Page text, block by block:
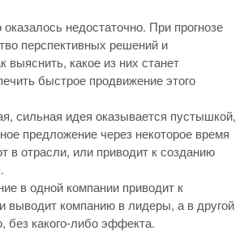
недостаточно. При прогнозе
перспективных решений и
выяснить, какое из них станет
быстрое продвижение этого
сильная идея оказывается пустышкой,
предложение через некоторое время
в отрасли, или приводит к созданию
в одной компании приводит к
выводит компанию в лидеры, а в другой
без какого-либо эффекта.